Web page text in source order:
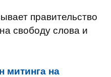
правительство
свободу слова и
митинга на